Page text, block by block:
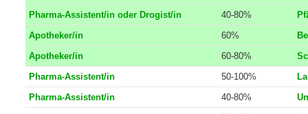
Apotheker/in (mit Möglichkeit für
fachtechn. Verantwortung)
60-100%
Pharma-Assistent/in oder Drogist/in 40-80%
Apotheker/in
60%
Apotheker/in
60-80%
Pharma-Assistent/in
50-100%